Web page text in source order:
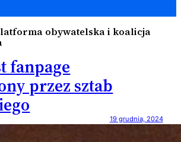
obywatelska i koalicja
fanpage
przez sztab
19 grudnia, 2024